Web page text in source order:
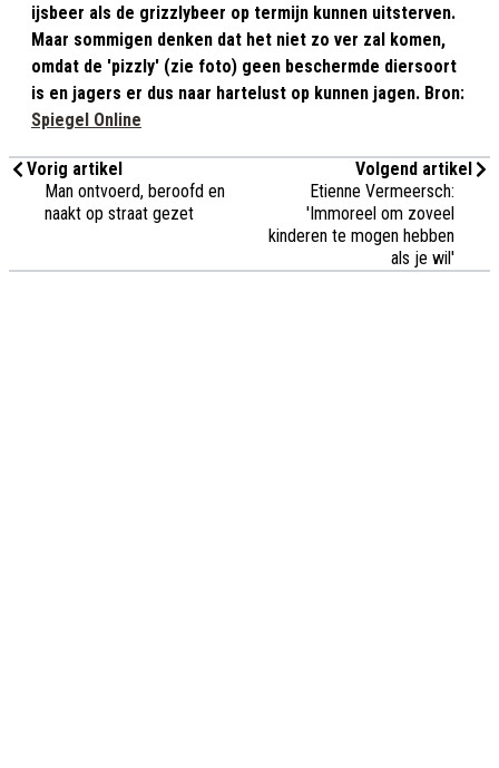
ijsbeer als de grizzlybeer op termijn kunnen uitsterven.
Maar sommigen denken dat het niet zo ver zal komen,
omdat de 'pizzly' (zie foto) geen beschermde diersoort
is en jagers er dus naar hartelust op kunnen jagen. Bron:
Spiegel Online
Vorig artikel
Man ontvoerd, beroofd en
naakt op straat gezet
Volgend artikel
Etienne Vermeersch:
'Immoreel om zoveel
kinderen te mogen hebben
als je wil'